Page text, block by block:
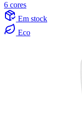
6 cores
Em stock
Eco